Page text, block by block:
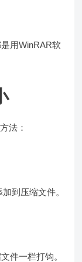
用WinRAR软
法：
到压缩文件。
件一栏打钩。